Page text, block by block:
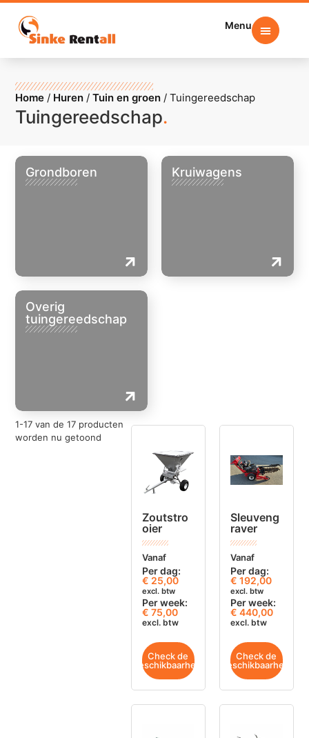
Menu
Home / Huren /Tuin en groen /Tuingereedschap
Tuingereedschap.
Grondboren Kruiwagens
Overig
tuingereedschap
1-17 van de17 producten
worden nu getoond
Zoutstro
oier
Vanaf
Per dag:
€ 25,00
excl. btw
Per week:
€ 75,00
excl. btw
Check de
beschikbaarheid
Sleuveng
raver
Vanaf
Per dag:
€ 192,00
excl. btw
Per week:
€ 440,00
excl. btw
Check de
beschikbaarheid